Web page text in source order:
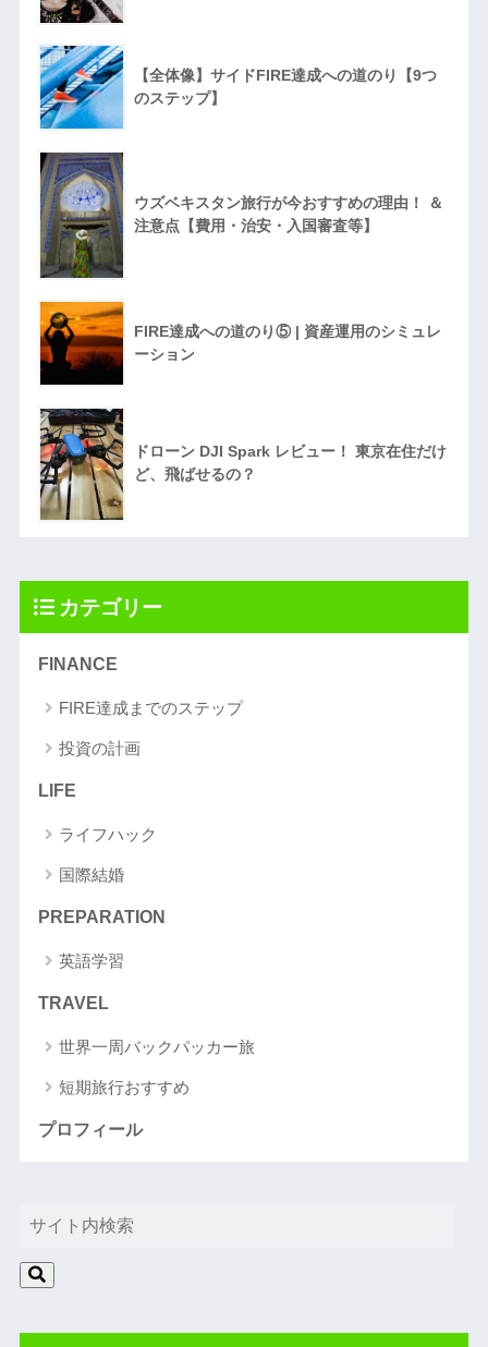
【全体像】サイドFIRE達成への道のり【9つ
のステップ】
ウズベキスタン旅行が今おすすめの理由！ ＆
注意点【費用・治安・入国審査等】
FIRE達成への道のり⑤ | 資産運用のシミュレ
ーション
ドローン DJI Spark レビュー！ 東京在住だけ
ど、飛ばせるの？
カテゴリー
FINANCE
FIRE達成までのステップ
投資の計画
LIFE
ライフハック
国際結婚
PREPARATION
英語学習
TRAVEL
世界一周バックパッカー旅
短期旅行おすすめ
プロフィール